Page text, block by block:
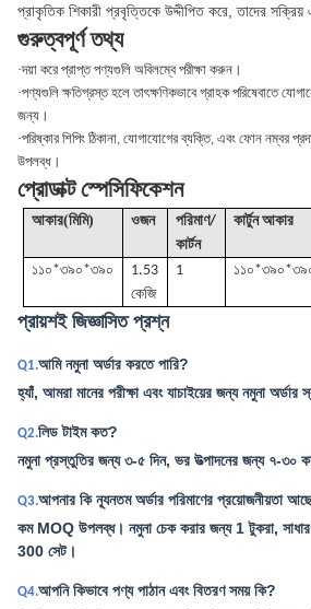
প্রাকৃতিক শিকারী প্রবৃত্তিকে উদ্দীপিত করে, তাদের সক্রিয়
গুরুত্বপূর্ণ তথ্য
·দয়া করে প্রাপ্ত পণ্যগুলি অবিলম্বে পরীক্ষা করুন।
·পণ্যগুলি ক্ষতিগ্রস্ত হলে তাৎক্ষণিকভাবে গ্রাহক পরিষেবাতে
জন্য।
·পরিষ্কার শিপিং ঠিকানা, যোগাযোগের ব্যক্তি, এবং ফোন নম্বর
উপলব্ধ।
প্রোডাক্ট স্পেসিফিকেশন
আকার(মিমি) ওজন
পরিমাণ/
কার্টন
কার্টুন আকার
১১০*৩৯০*৩৯০
1.53
কেজি
1
প্রায়শই জিজ্ঞাসিত প্রশ্ন
Q1.আমি নমুনা অর্ডার করতে পারি?
হ্যাঁ, আমরা মানের পরীক্ষা এবং যাচাইয়ের জন্য নমুনা অর্ডার
Q2.লিড টাইম কত?
নমুনা প্রস্তুতির জন্য ৩-৫ দিন, ভর উত্পাদনের জন্য ৭-৩০
Q3.আপনার কি ন্যূনতম অর্ডার পরিমাণের প্রয়োজনীয়তা
কম MOQ উপলব্ধ। নমুনা চেক করার জন্য 1 টুকরা,
300 সেট।
Q4.আপনি কিভাবে পণ্য পাঠান এবং বিতরণ সময় কি?